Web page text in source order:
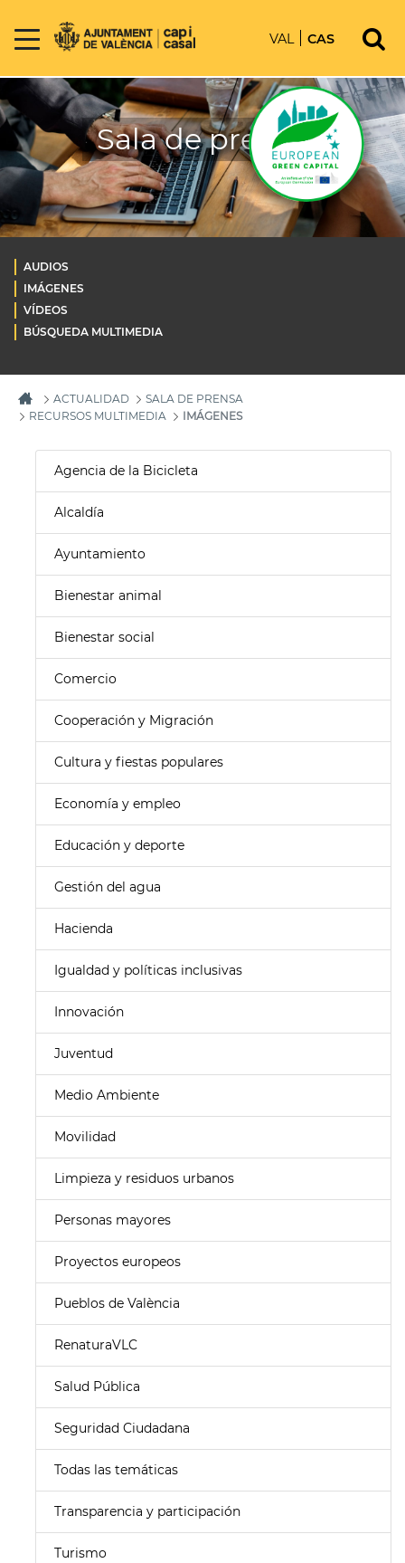
VAL CAS
Sala de prensa
AUDIOS
IMÁGENES
VÍDEOS
BÚSQUEDA MULTIMEDIA
ACTUALIDAD
SALA DE PRENSA
RECURSOS MULTIMEDIA
IMÁGENES
Agencia de la Bicicleta
Alcaldía
Ayuntamiento
Bienestar animal
Bienestar social
Comercio
Cooperación y Migración
Cultura y fiestas populares
Economía y empleo
Educación y deporte
Gestión del agua
Hacienda
Igualdad y políticas inclusivas
Innovación
Juventud
Medio Ambiente
Movilidad
Limpieza y residuos urbanos
Personas mayores
Proyectos europeos
Pueblos de València
RenaturaVLC
Salud Pública
Seguridad Ciudadana
Todas las temáticas
Transparencia y participación
Turismo